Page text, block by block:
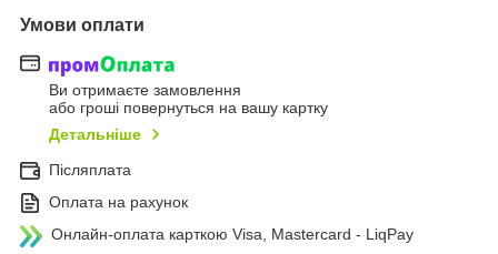
Умови оплати
Ви отримаєте замовлення
або гроші повернуться на вашу картку
Детальніше
Післяплата
Оплата на рахунок
Онлайн-оплата карткою Visa, Mastercard - LiqPay